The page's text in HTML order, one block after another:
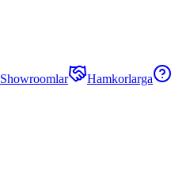
Showroomlar Hamkorlarga